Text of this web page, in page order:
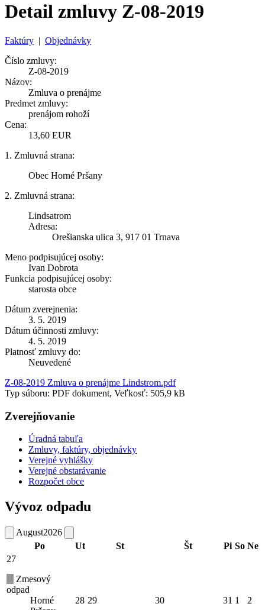
Detail zmluvy Z-08-2019
Faktúry | Objednávky
Číslo zmluvy:
Z-08-2019
Názov:
Zmluva o prenájme
Predmet zmluvy:
prenájom rohoží
Cena:
13,60 EUR
1. Zmluvná strana:
Obec Horné Pršany
2. Zmluvná strana:
Lindsatrom
Adresa:
Orešianska ulica 3, 917 01 Trnava
Meno podpisujúcej osoby:
Ivan Dobrota
Funkcia podpisujúcej osoby:
starosta obce
Dátum zverejnenia:
3. 5. 2019
Dátum účinnosti zmluvy:
4. 5. 2019
Platnosť zmluvy do:
Neuvedené
Z-08-2019 Zmluva o prenájme Lindstrom.pdf
Typ súboru: PDF dokument, Veľkosť: 505,9 kB
Zverejňovanie
Úradná tabuľa
Zmluvy, faktúry, objednávky
Verejné vyhlášky
Verejné obstarávanie
Rozpočet obce
Vývoz odpadu
August2026
Po
Ut St Št Pi So Ne
27
Zmesový
odpad
Horné
28 29 30 31 1 2